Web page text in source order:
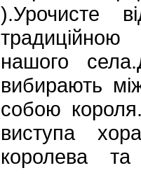
).Урочисте
нашого
вибирають
собою
виступа
королева